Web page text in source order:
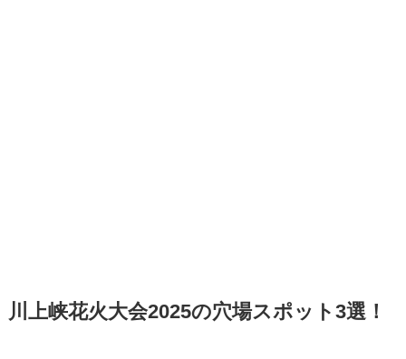
川上峡花火大会2025の穴場スポット3選！